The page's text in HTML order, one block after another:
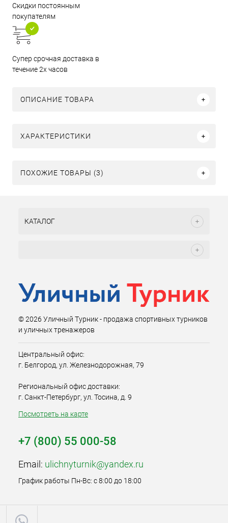
Скидки постоянным
покупателям
Супер срочная доставка в
течение 2х часов
ОПИСАНИЕ ТОВАРА
ХАРАКТЕРИСТИКИ
ПОХОЖИЕ ТОВАРЫ (3)
КАТАЛОГ
© 2026 Уличный Турник - продажа спортивных турников
и уличных тренажеров
Центральный офис:
г. Белгород, ул. Железнодорожная, 79
Региональный офис доставки:
г. Санкт-Петербург, ул. Тосина, д. 9
Посмотреть на карте
+7 (800) 55 000-58
Email: ulichnyturnik@yandex.ru
График работы Пн-Вс: с 8:00 до 18:00